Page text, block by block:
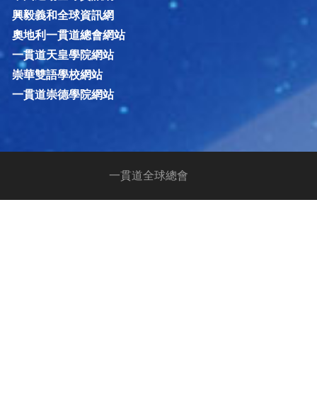
興毅義和全球資訊網
奧地利一貫道總會網站
一貫道天皇學院網站
崇華雙語學校網站
一貫道崇德學院網站
一貫道全球總會